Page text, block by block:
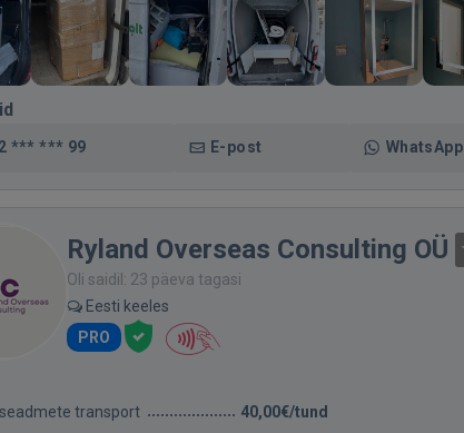
*** *** 99 E-post WhatsApp
Ryland Overseas Consulting OÜ
Oli saidil: 23 päeva tagasi
Eesti keeles
PRO
transport 40,00€/tund